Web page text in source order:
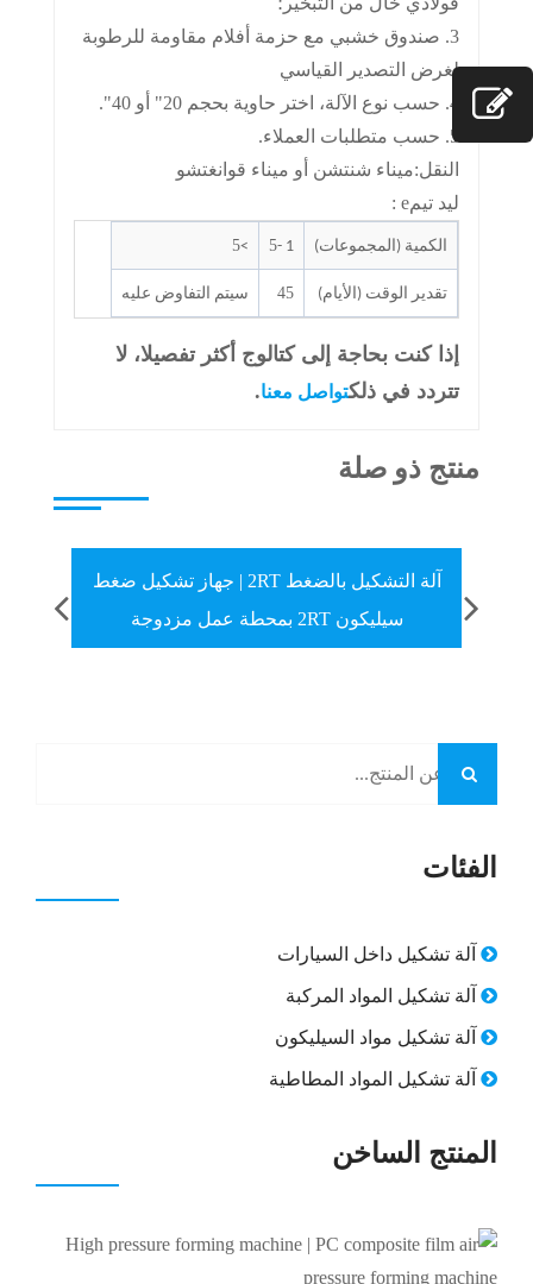
3. صندوق خشبي مع حزمة أفلام مقاومة للرطوبة
لغرض التصدير القياسي
4. حسب نوع الآلة، اختر حاوية بحجم 20" أو 40".
5. حسب متطلبات العملاء.
النقل:ميناء شنتشن أو ميناء قوانغتشو
ليد تيمe :
الكمية (المجموعات) 1 -
5
>
5
تقدير الوقت (الأيام) 45 سيتم التفاوض عليه
إذا كنت بحاجة إلى كتالوج أكثر تفصيلا، لا
تتردد في ذلكتواصل معنا.
منتج ذو صلة
آلة التشكيل بالضغط 2RT | جهاز تشكيل ضغط
سيليكون 2RT بمحطة عمل مزدوجة
الفئات
آلة تشكيل داخل السيارات
آلة تشكيل المواد المركبة
آلة تشكيل مواد السيليكون
آلة تشكيل المواد المطاطية
المنتج الساخن